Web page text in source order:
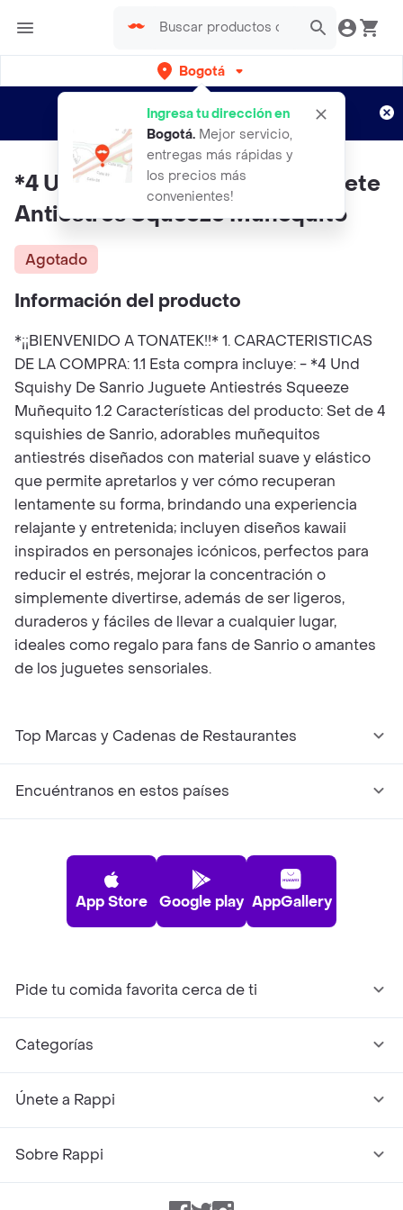
Bogotá
Ingresa tu dirección en
Bogotá. Mejor servicio,
entregas más rápidas y
los precios más
convenientes!
envíos gratis por semanas
Aplican TyC
*4 Und Squishy De Sanrio Juguete
Antiestrés Squeeze Muñequito
Agotado
Información del producto
*¡¡BIENVENIDO A TONATEK!!* 1. CARACTERISTICAS
DE LA COMPRA: 1.1 Esta compra incluye: - *4 Und
Squishy De Sanrio Juguete Antiestrés Squeeze
Muñequito 1.2 Características del producto: Set de 4
squishies de Sanrio, adorables muñequitos
antiestrés diseñados con material suave y elástico
que permite apretarlos y ver cómo recuperan
lentamente su forma, brindando una experiencia
relajante y entretenida; incluyen diseños kawaii
inspirados en personajes icónicos, perfectos para
reducir el estrés, mejorar la concentración o
simplemente divertirse, además de ser ligeros,
duraderos y fáciles de llevar a cualquier lugar,
ideales como regalo para fans de Sanrio o amantes
de los juguetes sensoriales.
Top Marcas y Cadenas de Restaurantes
Encuéntranos en estos países
App Store Google play AppGallery
Pide tu comida favorita cerca de ti
Categorías
Únete a Rappi
Sobre Rappi